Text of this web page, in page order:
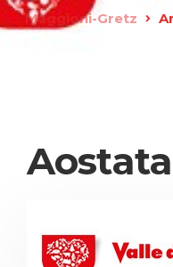
Maggioni-Gretz